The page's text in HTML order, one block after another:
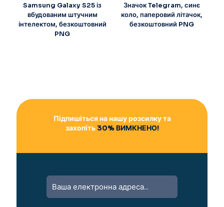
Samsung Galaxy S25 із
вбудованим штучним
інтелектом, безкоштовний
PNG
Значок Telegram, синє
коло, паперовий літачок,
безкоштовний PNG
Підпишіться на нашу розсилку та
захопіть30% ВИМКНЕНО!